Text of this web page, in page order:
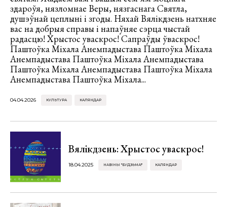
здароўя, нязломнае Веры, нязгаснага Святла,
душэўнай цеплыні і згоды. Няхай Вялікдзень натхняе
вас на добрыя справы і напаўняе сэрца чыстай
радасцю! Хрыстос уваскрос! Сапраўды ўваскрос!
Паштоўка Міхала Анемпадыстава Паштоўка Міхала
Анемпадыстава Паштоўка Міхала Анемпадыстава
Паштоўка Міхала Анемпадыстава Паштоўка Міхала
Анемпадыстава Паштоўка Міхала...
04.04.2026 КУЛЬТУРА КАЛЯНДАР
Вялікдзень: Хрыстос уваскрос!
18.04.2025 НАВІНЫ "БУДЗЬМА!" КАЛЯНДАР